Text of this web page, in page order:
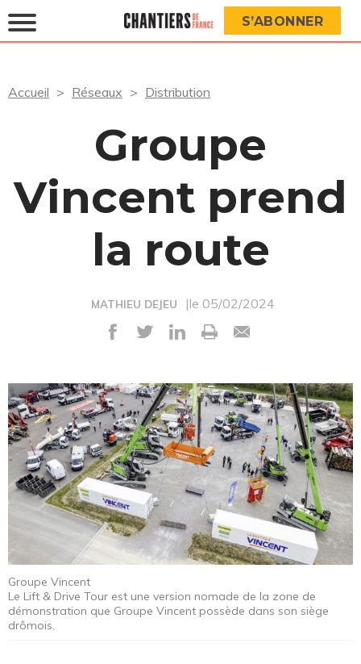
S’ABONNER
Accueil Réseaux Distribution
Groupe
Vincent prend
la route
MATHIEU DEJEU |le 05/02/2024
Groupe Vincent
Le Lift & Drive Tour est une version nomade de la zone de
démonstration que Groupe Vincent possède dans son siège
drômois.